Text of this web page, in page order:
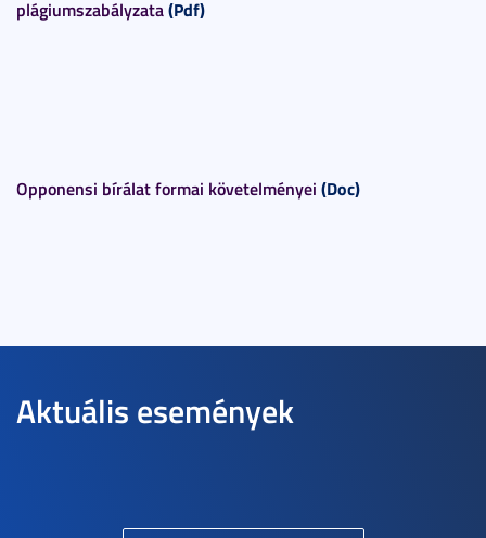
plágiumszabályzata(Pdf)
Opponensi bírálat formai követelményei (Doc)
Aktuális események